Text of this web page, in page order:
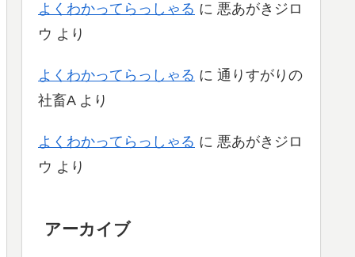
よくわかってらっしゃる に 悪あがきジロ
ウ より
よくわかってらっしゃる に 通りすがりの
社畜Aより
よくわかってらっしゃる に 悪あがきジロ
ウ より
アーカイブ